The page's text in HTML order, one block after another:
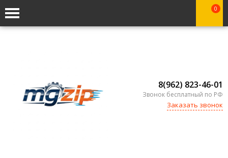
0
8(962) 823-46-01
Звонок бесплатный по РФ
Заказать звонок